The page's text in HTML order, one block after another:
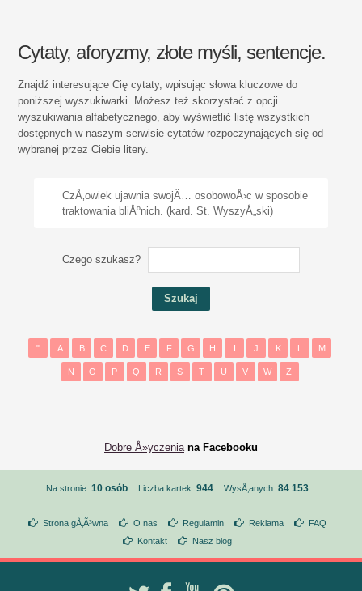
Cytaty, aforyzmy, złote myśli, sentencje.
Znajdź interesujące Cię cytaty, wpisując słowa kluczowe do
poniższej wyszukiwarki. Możesz też skorzystać z opcji
wyszukiwania alfabetycznego, aby wyświetlić listę wszystkich
dostępnych w naszym serwisie cytatów rozpoczynających się od
wybranej przez Ciebie litery.
CzÅ‚owiek ujawnia swojÄ… osobowoÅ›c w sposobie
traktowania bliÅºnich. (kard. St. WyszyÅ„ski)
Czego szukasz?
" A B C D E F G H I J K L M
N O P Q R S T U V W Z
Dobre Å»yczeniana Facebooku
Na stronie: 10 osób Liczba kartek: 944 WysÅ‚anych: 84 153
Strona gÅ‚Ã³wna O nas Regulamin Reklama
FAQ
Kontakt
Nasz blog